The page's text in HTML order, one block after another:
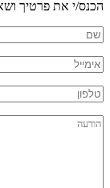
הכנס/י את פרטיך